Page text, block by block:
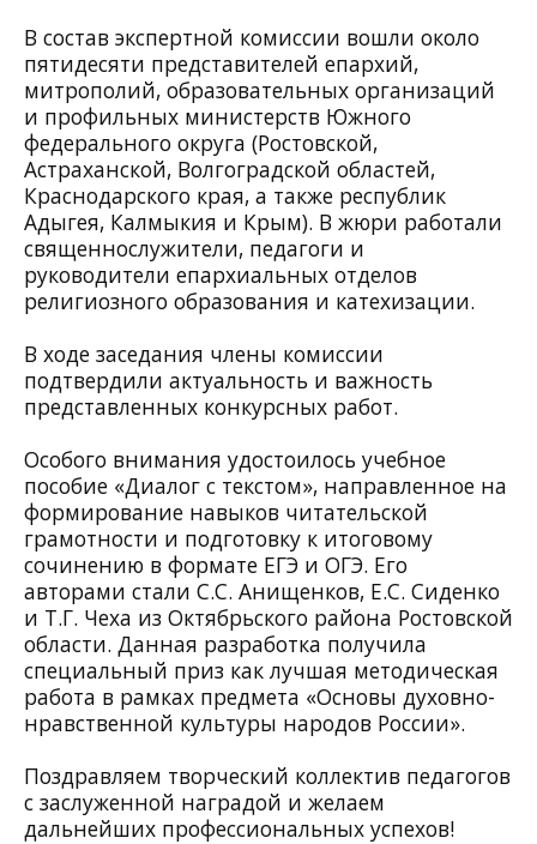
В состав экспертной комиссии вошли около
пятидесяти представителей епархий,
митрополий, образовательных организаций
и профильных министерств Южного
федерального округа (Ростовской,
Астраханской, Волгоградской областей,
Краснодарского края, а также республик
Адыгея, Калмыкия и Крым). В жюри работали
священнослужители, педагоги и
руководители епархиальных отделов
религиозного образования и катехизации.
В ходе заседания члены комиссии
подтвердили актуальность и важность
представленных конкурсных работ.
Особого внимания удостоилось учебное
пособие «Диалог с текстом», направленное на
формирование навыков читательской
грамотности и подготовку к итоговому
сочинению в формате ЕГЭ и ОГЭ. Его
авторами стали С.С. Анищенков, Е.С. Сиденко
и Т.Г. Чеха из Октябрьского района Ростовской
области. Данная разработка получила
специальный приз как лучшая методическая
работа в рамках предмета «Основы духовно-
нравственной культуры народов России».
Поздравляем творческий коллектив педагогов
с заслуженной наградой и желаем
дальнейших профессиональных успехов!